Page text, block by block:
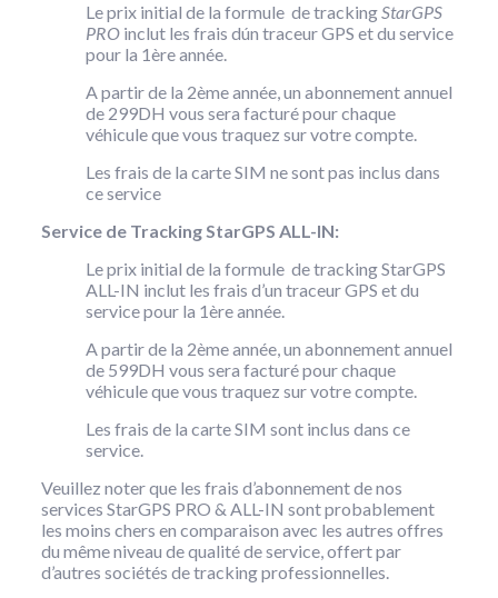
Le prix initial de la formule de trackingStarGPS
PROinclut les frais dún traceur GPS et du service
pour la 1ère année.
A partir de la 2ème année, un abonnement annuel
de 299DH vous sera facturé pour chaque
véhicule que vous traquez sur votre compte.
Les frais de la carte SIM ne sont pas inclus dans
ce service
Service de Tracking StarGPS ALL-IN:
Le prix initial de la formule de tracking StarGPS
ALL-IN inclut les frais d’un traceur GPS et du
service pour la 1ère année.
A partir de la 2ème année, un abonnement annuel
de 599DH vous sera facturé pour chaque
véhicule que vous traquez sur votre compte.
Les frais de la carte SIM sont inclus dans ce
service.
Veuillez noter que les frais d’abonnement de nos
services StarGPS PRO & ALL-IN sont probablement
les moins chers en comparaison avec les autres offres
du même niveau de qualité de service, offert par
d’autres sociétés de tracking professionnelles.